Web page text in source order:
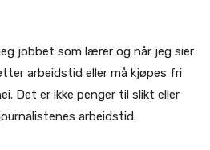
jobbet som lærer og når jeg sier
arbeidstid eller må kjøpes fri
Det er ikke penger til slikt eller
arbeidstid.